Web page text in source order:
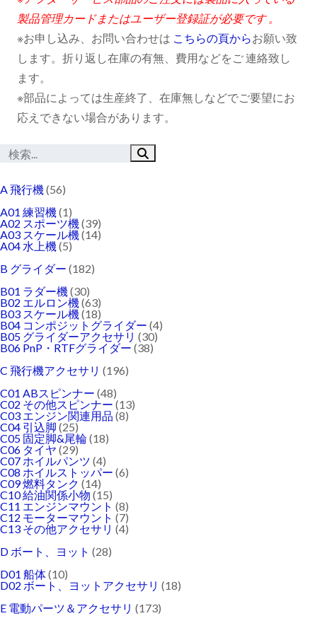
製品管理カードまたはユーザー登録証が必要です 。
※お申し込み、お問い合わせは こちらの頁からお願い致
します。折り返し在庫の有無、費用などをご 連絡致し
ます。
※部品によっては生産終了、在庫無しなどでご要望にお
応えできない場合があります。
A 飛行機(56)
A01 練習機(1)
A02 スポーツ機(39)
A03 スケール機(14)
A04 水上機(5)
B グライダー (182)
B01 ラダー機(30)
B02 エルロン機(63)
B03 スケール機(18)
B04 コンポジットグライダー (4)
B05 グライダーアクセサリ (30)
B06 PnP・RTFグライダー (38)
C 飛行機アクセサリ (196)
C01 ABスピンナー (48)
C02 その他スピンナー (13)
C03 エンジン関連用品 (8)
C04 引込脚 (25)
C05 固定脚&尾輪(18)
C06 タイヤ (29)
C07 ホイルパンツ (4)
C08 ホイルストッパー (6)
C09 燃料タンク (14)
C10 給油関係小物 (15)
C11 エンジンマウント (8)
C12 モーターマウント (7)
C13 その他アクセサリ (4)
D ボート、ヨット (28)
D01 船体(10)
D02 ボート、ヨットアクセサリ (18)
E 電動パーツ＆アクセサリ (173)